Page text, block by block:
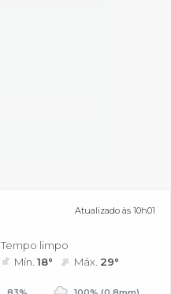
Atualizado às 10h01
Tempo limpo
Mín.18° Máx. 29°